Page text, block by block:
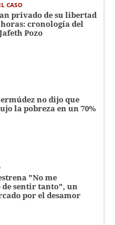
CASO
privado de su libertad
cronología del
Pozo
no dijo que
la pobreza en un 70%
"No me
sentir tanto", un
por el desamor